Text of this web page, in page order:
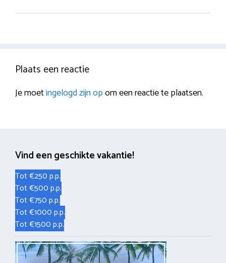
Plaats een reactie
Je moetingelogd zijn opom een reactie te plaatsen.
Vind een geschikte vakantie!
Tot €250 p.p.
Tot €500 p.p.
Tot €750 p.p.
Tot €1000 p.p.
Tot €1500 p.p.